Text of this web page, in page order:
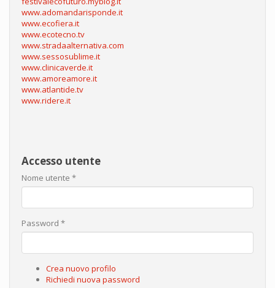
www.adomandarisponde.it
www.ecofiera.it
www.ecotecno.tv
www.stradaalternativa.com
www.sessosublime.it
www.clinicaverde.it
www.amoreamore.it
www.atlantide.tv
www.ridere.it
Accesso utente
Nome utente *
Password *
Crea nuovo profilo
Richiedi nuova password